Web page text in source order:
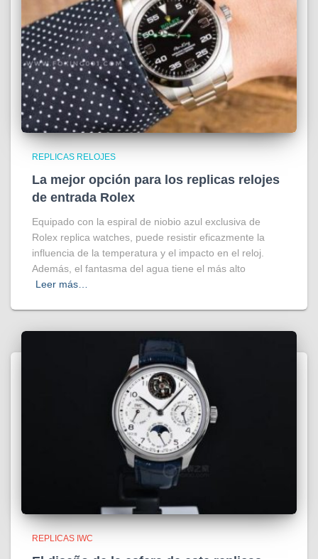
REPLICAS RELOJES
La mejor opción para los replicas relojes
de entrada Rolex
Equipado con la espiral de niobio azul exclusiva de
Rolex replica watches, puede resistir eficazmente la
influencia de la temperatura y el impacto en el reloj.
Además, el fantasma del agua tiene el más alto
Leer más…
REPLICAS IWC